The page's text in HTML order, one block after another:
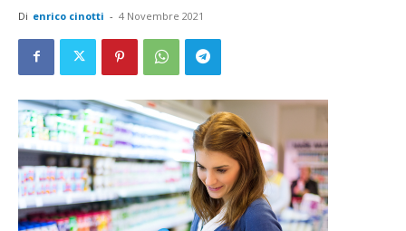
Di enrico cinotti - 4 Novembre 2021